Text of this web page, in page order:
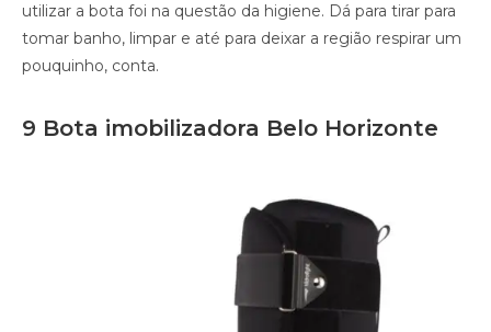
utilizar a bota foi na questão da higiene. Dá para tirar para
tomar banho, limpar e até para deixar a região respirar um
pouquinho, conta.
9 Bota imobilizadora Belo Horizonte